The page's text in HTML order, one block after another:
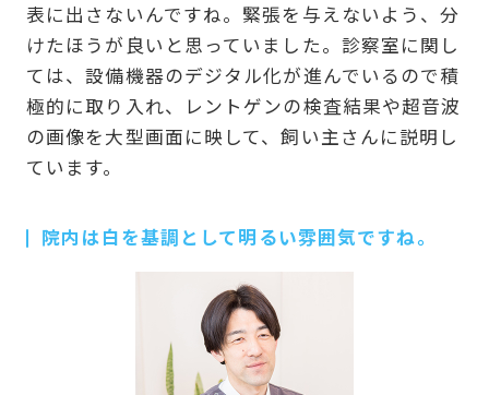
表に出さないんですね。緊張を与えないよう、分
けたほうが良いと思っていました。診察室に関し
ては、設備機器のデジタル化が進んでいるので積
極的に取り入れ、レントゲンの検査結果や超音波
の画像を大型画面に映して、飼い主さんに説明し
ています。
院内は白を基調として明るい雰囲気ですね。